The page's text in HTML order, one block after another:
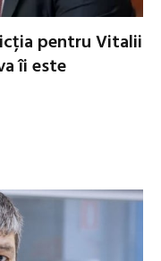
pentru Vitalii
îi este